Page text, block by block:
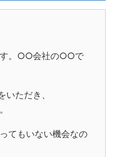
す。○○会社の○○で
ただき、
てもいない機会なの